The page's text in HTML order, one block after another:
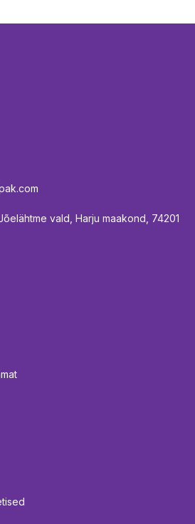
vald, Harju maakond, 74201